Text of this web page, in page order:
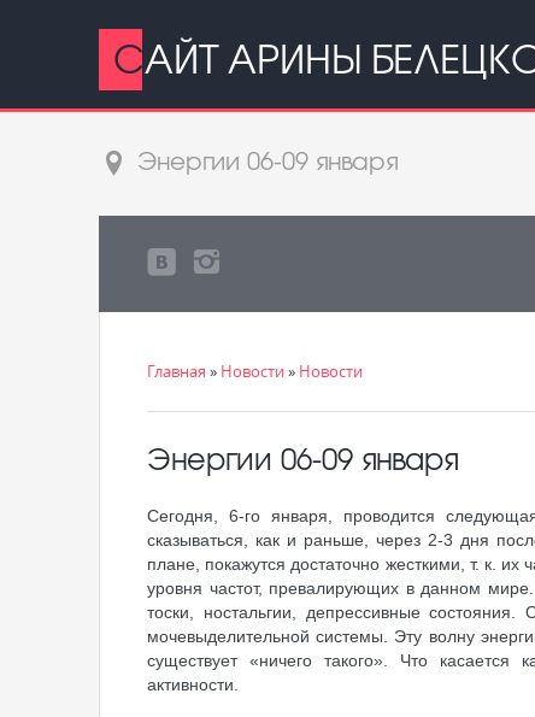
САЙТ АРИНЫ
Энергии 06-09 января
Главная » Новости» Новости
Энергии 06-09 января
Сегодня, 6-го января, проводится
сказываться, как и раньше, через 2-3 дня
плане, покажутся достаточно жесткими, т. к.
уровня частот, превалирующих в данном
тоски, ностальгии, депрессивные
мочевыделительной системы. Эту волну
существует «ничего такого». Что
активности.